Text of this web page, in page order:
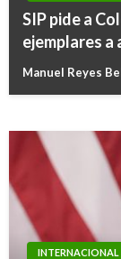
SIP pide a
ejemplares
Manuel Reyes
En Argentina
INTERNACIONAL